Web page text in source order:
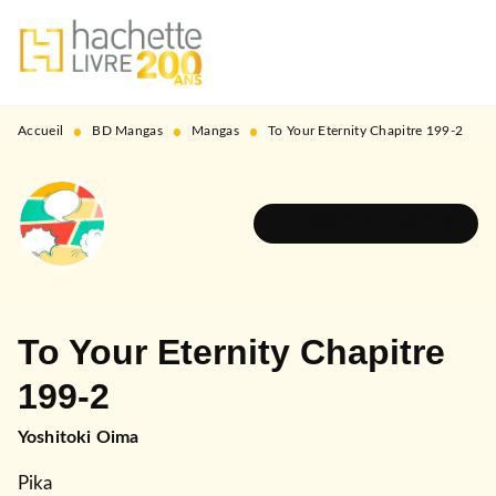
MENU RECHERCHE
PIED DE PAGE
Accueil • BD Mangas • Mangas • To Your Eternity Chapitre 199-2
To Your Eternity Chapitre
199-2
Yoshitoki Oima
Pika